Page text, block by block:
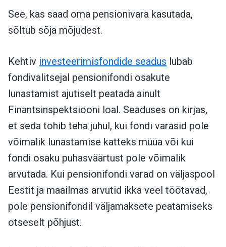
See, kas saad oma pensionivara kasutada,
sõltub sõja mõjudest.
Kehtiv investeerimisfondide seadus lubab
fondivalitsejal pensionifondi osakute
lunastamist ajutiselt peatada ainult
Finantsinspektsiooni loal. Seaduses on kirjas,
et seda tohib teha juhul, kui fondi varasid pole
võimalik lunastamise katteks müüa või kui
fondi osaku puhasväärtust pole võimalik
arvutada. Kui pensionifondi varad on väljaspool
Eestit ja maailmas arvutid ikka veel töötavad,
pole pensionifondil väljamaksete peatamiseks
otseselt põhjust.